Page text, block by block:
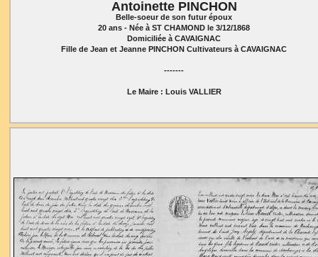
Antoinette PINCHON
Belle-soeur de son futur époux
20 ans - Née à ST CHAMOND le 3/12/1868
Domiciliée à CAVAIGNAC
Fille de Jean et Jeanne PINCHON Cultivateurs à CAVAIGNAC
-------
Le Maire : Louis VALLIER